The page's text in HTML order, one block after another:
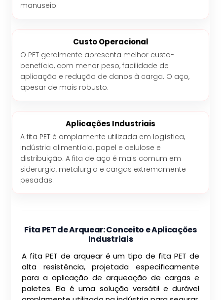
manuseio.
Custo Operacional
O PET geralmente apresenta melhor custo-
benefício, com menor peso, facilidade de
aplicação e redução de danos à carga. O aço,
apesar de mais robusto.
Aplicações Industriais
A fita PET é amplamente utilizada em logística,
indústria alimentícia, papel e celulose e
distribuição. A fita de aço é mais comum em
siderurgia, metalurgia e cargas extremamente
pesadas.
Fita PET de Arquear: Conceito e Aplicações
Industriais
A fita PET de arquear é um tipo de fita PET de
alta resistência, projetada especificamente
para a aplicação de arqueação de cargas e
paletes. Ela é uma solução versátil e durável